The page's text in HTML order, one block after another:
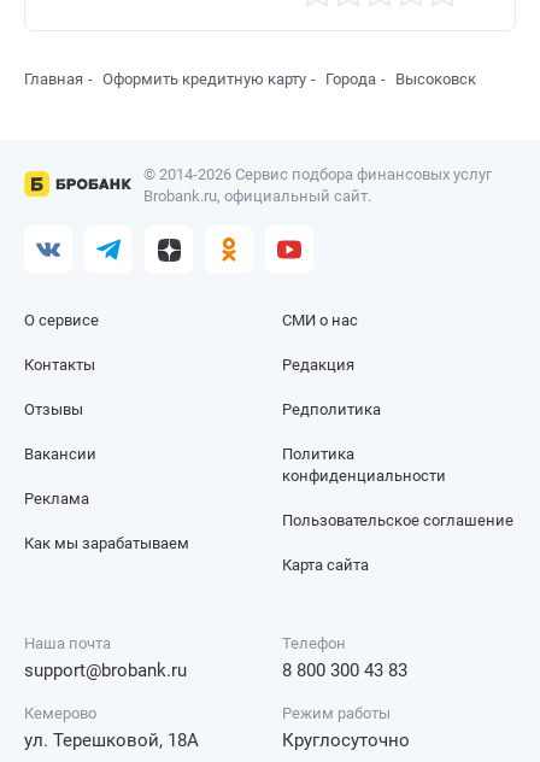
Главная Оформить кредитную карту Города Высоковск
© 2014-2026 Сервис подбора финансовых услуг
Brobank.ru, официальный сайт.
О сервисе
Контакты
Отзывы
СМИ о нас
Редакция
Редполитика
Вакансии
Реклама
Как мы зарабатываем
Политика
конфиденциальности
Пользовательское соглашение
Карта сайта
Наша почта
support@brobank.ru
Телефон
8 800 300 43 83
Кемерово
ул. Терешковой, 18А
Режим работы
Круглосуточно